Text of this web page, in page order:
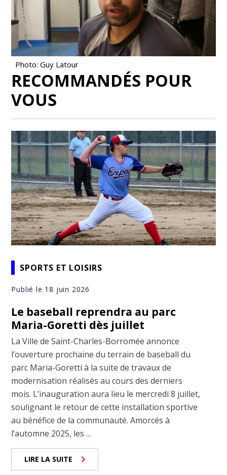
Photo: Guy Latour
RECOMMANDÉS POUR
VOUS
SPORTS ET LOISIRS
Publié le 18 juin 2026
Le baseball reprendra au parc
Maria-Goretti dès juillet
La Ville de Saint-Charles-Borromée annonce
l’ouverture prochaine du terrain de baseball du
parc Maria-Goretti à la suite de travaux de
modernisation réalisés au cours des derniers
mois. L’inauguration aura lieu le mercredi 8 juillet,
soulignant le retour de cette installation sportive
au bénéfice de la communauté. Amorcés à
l’automne 2025, les ...
LIRE LA SUITE